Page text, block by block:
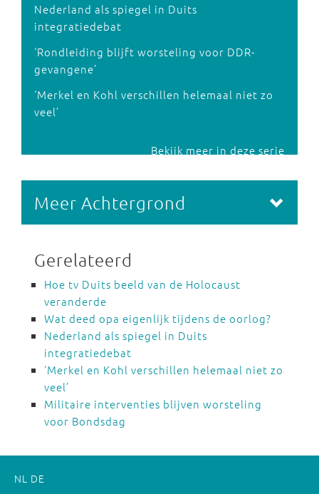
Nederland als spiegel in Duits
integratiedebat
‘Rondleiding blijft worsteling voor DDR-
gevangene’
‘Merkel en Kohl verschillen helemaal niet zo
veel’
Bekijk meer in deze serie
Meer Achtergrond
Gerelateerd
Hoe tv Duits beeld van de Holocaust
veranderde
Wat deed opa eigenlijk tijdens de oorlog?
Nederland als spiegel in Duits
integratiedebat
‘Merkel en Kohl verschillen helemaal niet zo
veel’
Militaire interventies blijven worsteling
voor Bondsdag
NL DE